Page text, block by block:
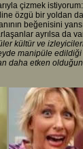
çizmek
özgü bir yoldan
beğenisini
ayrılsa da
kültür ve
manipüle
daha etken